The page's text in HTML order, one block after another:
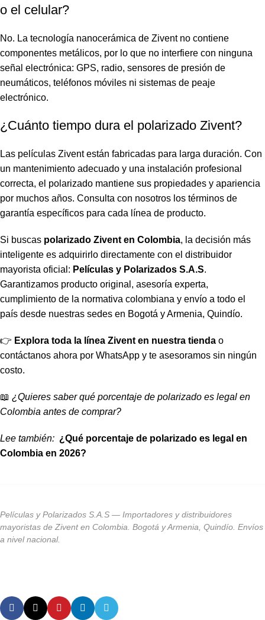
o el celular?
No. La tecnología nanocerámica de Zivent no contiene
componentes metálicos, por lo que no interfiere con ninguna
señal electrónica: GPS, radio, sensores de presión de
neumáticos, teléfonos móviles ni sistemas de peaje
electrónico.
¿Cuánto tiempo dura el polarizado Zivent?
Las películas Zivent están fabricadas para larga duración. Con
un mantenimiento adecuado y una instalación profesional
correcta, el polarizado mantiene sus propiedades y apariencia
por muchos años. Consulta con nosotros los términos de
garantía específicos para cada línea de producto.
Si buscas polarizado Zivent en Colombia, la decisión más
inteligente es adquirirlo directamente con el distribuidor
mayorista oficial: Películas y Polarizados S.A.S.
Garantizamos producto original, asesoría experta,
cumplimiento de la normativa colombiana y envío a todo el
país desde nuestras sedes en Bogotá y Armenia, Quindío.
👉 Explora toda la línea Zivent en nuestra tienda o
contáctanos ahora por WhatsApp y te asesoramos sin ningún
costo.
📖 ¿Quieres saber qué porcentaje de polarizado es legal en
Colombia antes de comprar?
Lee también: ¿Qué porcentaje de polarizado es legal en
Colombia en 2026?
Películas y Polarizados S.A.S — Importadores y distribuidores
mayoristas de Zivent en Colombia. Bogotá y Armenia, Quindío. Envíos
a nivel nacional.